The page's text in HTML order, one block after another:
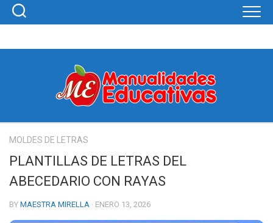
Skip
MOLDES DE LETRAS
PLANTILLAS DE LETRAS DEL
ABECEDARIO CON RAYAS
BY MAESTRA MIRELLA · ENERO 13, 2026